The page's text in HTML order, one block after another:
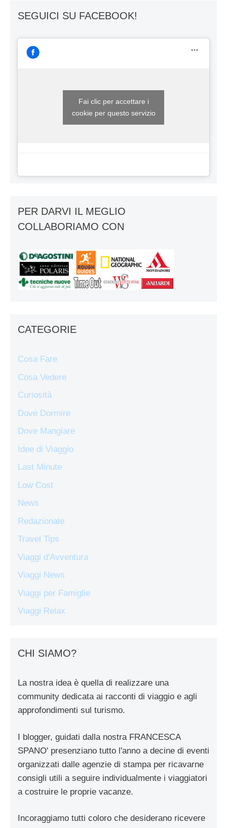
SEGUICI SU FACEBOOK!
Fai clic per accettare i
cookie per questo servizio
PER DARVI IL MEGLIO
COLLABORIAMO CON
CATEGORIE
Cosa Fare
Cosa Vedere
Curiosità
Dove Dormire
Dove Mangiare
Idee di Viaggio
Last Minute
Low Cost
News
Redazionale
Travel Tips
Viaggi d'Avventura
Viaggi News
Viaggi per Famiglie
Viaggi Relax
CHI SIAMO?
La nostra idea è quella di realizzare una
community dedicata ai racconti di viaggio e agli
approfondimenti sul turismo.
I blogger, guidati dalla nostra FRANCESCA
SPANO' presenziano tutto l'anno a decine di eventi
organizzati dalle agenzie di stampa per ricavarne
consigli utili a seguire individualmente i viaggiatori
a costruire le proprie vacanze.
Incoraggiamo tutti coloro che desiderano ricevere